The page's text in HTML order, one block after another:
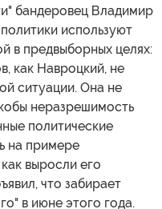
бандеровец Владимир
используют
в предвыборных целях:
как Навроцкий, не
ситуации. Она не
неразрешимость
политические
на примере
выросли его
что забирает
в июне этого года.